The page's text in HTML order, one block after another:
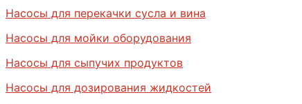
Насосы для перекачки сусла и вина
Насосы для мойки оборудования
Насосы для сыпучих продуктов
Насосы для дозирования жидкостей